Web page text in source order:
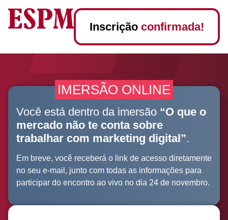
Inscrição confirmada!
IMERSÃO ONLINE
Você está dentro da imersão “O que o
mercado não te conta sobre
trabalhar com marketing digital”.
Em breve, você receberá o link de acesso diretamente
no seu e-mail, junto com todas as informações para
participar do encontro ao vivo no dia 24 de novembro.